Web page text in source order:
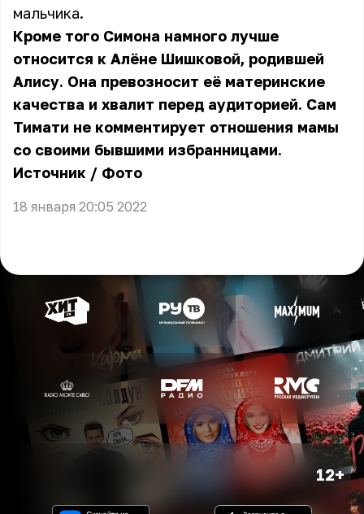
мальчика.
Кроме того Симона намного лучше
относится к Алёне Шишковой, родившей
Алису. Она превозносит её материнские
качества и хвалит перед аудиторией. Сам
Тимати не комментирует отношения мамы
со своими бывшими избранницами.
Источник / Фото
18 января 20:05 2022
12+